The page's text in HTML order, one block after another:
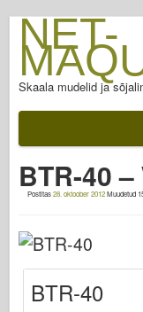
NET-
Skaala mudelid ja
Pärast
AFV relvad
Armor
Soomus
Concord
BTR-40
Postitas28. oktoober 2012Muudetud
BTR-40